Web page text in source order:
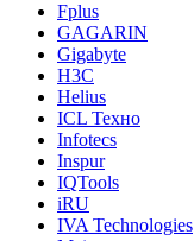
Fplus
GAGARIN
Gigabyte
H3C
Helius
ICL Техно
Infotecs
Inspur
IQTools
iRU
IVA Technologies